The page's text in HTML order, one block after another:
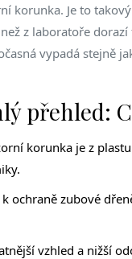
korunka. Je to
z laboratoře
vypadá stejně
přehled:
korunka je z
k ochraně zubové
vzhled a nižší